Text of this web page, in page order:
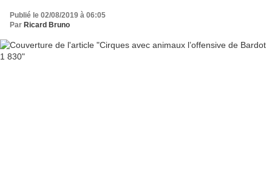
Publié le 02/08/2019 à 06:05
Par Ricard Bruno